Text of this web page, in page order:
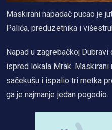
Maskirani napadač pucao je
Palića, preduzetnika i
Napad u zagrebačkoj
ispred lokala Mrak. Maskirani
sačekušu i ispalio tri metka
ga je najmanje jedan pogodio.